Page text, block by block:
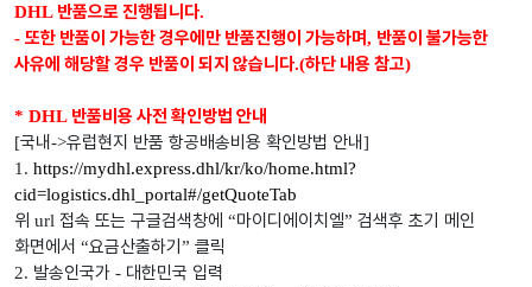
DHL 반품으로 진행됩니다.
- 또한 반품이 가능한 경우에만 반품진행이 가능하며, 반품이 불가능한
사유에 해당할 경우 반품이 되지 않습니다.(하단 내용 참고)
* DHL 반품비용 사전 확인방법 안내
[국내->유럽현지 반품 항공배송비용 확인방법 안내]
1. https://mydhl.express.dhl/kr/ko/home.html?
cid=logistics.dhl_portal#/getQuoteTab
위 url 접속 또는 구글검색창에 “마이디에이치엘” 검색후 초기 메인
화면에서 “요금산출하기 ” 클릭
2. 발송인국가 - 대한민국 입력